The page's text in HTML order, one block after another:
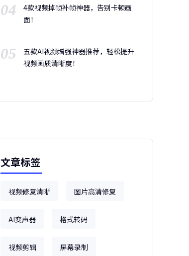
04
4款视频掉帧补帧神器，告别卡顿画
面！
05
五款AI视频增强神器推荐，轻松提升
视频画质清晰度！
文章标签
视频修复清晰 图片高清修复
AI变声器 格式转码
视频剪辑 屏幕录制